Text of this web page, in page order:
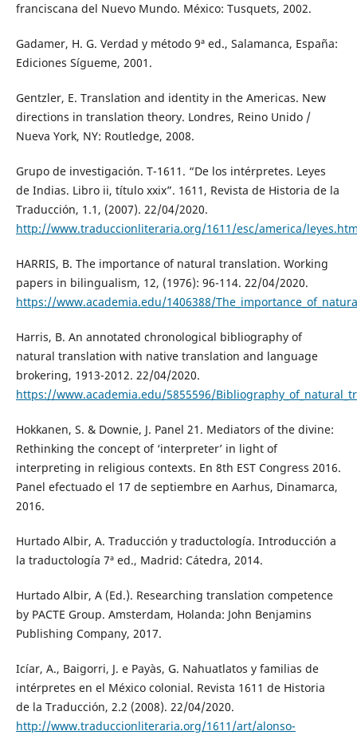
franciscana del Nuevo Mundo. México: Tusquets, 2002.
Gadamer, H. G. Verdad y método 9ª ed., Salamanca, España:
Ediciones Sígueme, 2001.
Gentzler, E. Translation and identity in the Americas. New
directions in translation theory. Londres, Reino Unido /
Nueva York, NY: Routledge, 2008.
Grupo de investigación. T-1611. “De los intérpretes. Leyes
de Indias. Libro ii, título xxix”. 1611, Revista de Historia de la
Traducción, 1.1, (2007). 22/04/2020.
http://www.traduccionliteraria.org/1611/esc/america/
HARRIS, B. The importance of natural translation. Working
papers in bilingualism, 12, (1976): 96-114. 22/04/2020.
https://www.academia.edu/1406388/
Harris, B. An annotated chronological bibliography of
natural translation with native translation and language
brokering, 1913-2012. 22/04/2020.
https://www.academia.edu/5855596/
Hokkanen, S. & Downie, J. Panel 21. Mediators of the divine:
Rethinking the concept of ‘interpreter’ in light of
interpreting in religious contexts. En 8th EST Congress 2016.
Panel efectuado el 17 de septiembre en Aarhus, Dinamarca,
2016.
Hurtado Albir, A. Traducción y traductología. Introducción a
la traductología 7ª ed., Madrid: Cátedra, 2014.
Hurtado Albir, A (Ed.). Researching translation competence
by PACTE Group. Amsterdam, Holanda: John Benjamins
Publishing Company, 2017.
Icíar, A., Baigorri, J. e Payàs, G. Nahuatlatos y familias de
intérpretes en el México colonial. Revista 1611 de Historia
de la Traducción, 2.2 (2008). 22/04/2020.
http://www.traduccionliteraria.org/1611/art/alonso-